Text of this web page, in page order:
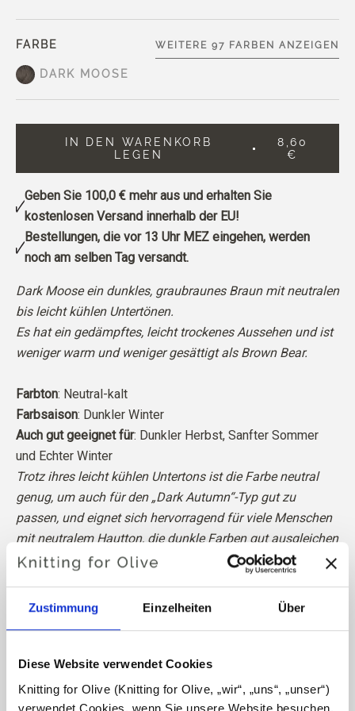
Zustimmung Einzelheiten Über
Diese Website verwendet Cookies
Knitting for Olive (Knitting for Olive, „wir“, „uns“, „unser“)
verwendet Cookies, wenn Sie unsere Website besuchen.
FARBE
DARK MOOSE
WEITERE 97 FARBEN ANZEIGEN
IN DEN WARENKORB
LEGEN
8,60
€
Geben Sie 100,0 €mehr aus und erhalten Sie
kostenlosen Versand innerhalb der EU!
Bestellungen, die vor 13 Uhr MEZ eingehen, werden
noch am selben Tag versandt.
Dark Moose ein dunkles, graubraunes Braun mit neutralen
bis leicht kühlen Untertönen.
Es hat ein gedämpftes, leicht trockenes Aussehen und ist
weniger warm und weniger gesättigt als Brown Bear.
Farbton: Neutral-kalt
Farbsaison: Dunkler Winter
Auch gut geeignet für: Dunkler Herbst, Sanfter Sommer
und Echter Winter
Trotz ihres leicht kühlen Untertons ist die Farbe neutral
genug, um auch für den „Dark Autumn“-Typ gut zu
passen, und eignet sich hervorragend für viele Menschen
mit neutralem Hautton, die dunkle Farben gut ausgleichen
können.
Unsere Merinowolle stammt von Schafen, die in
zurückverfolgt werden, von der sie stammt. Auf diese
Weise wissen wir genau, von welcher Farm, welchem
Bauern und welchem Schaf unsere Wolle stammt.